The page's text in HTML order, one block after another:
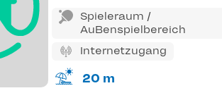
Spieleraum /
AuBenspielbereich
Internetzugang
20 m